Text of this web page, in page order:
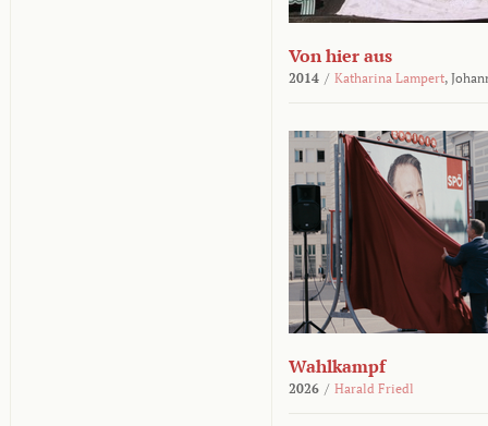
Von hier aus
2014 / Katharina Lampert,
Wahlkampf
2026 / Harald Friedl